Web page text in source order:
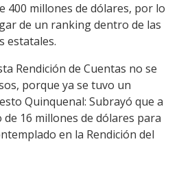
400 millones de dólares, por lo
de un ranking dentro de las
estatales.
Rendición de Cuentas no se
porque ya se tuvo un
Quinquenal: Subrayó que a
16 millones de dólares para
en la Rendición del